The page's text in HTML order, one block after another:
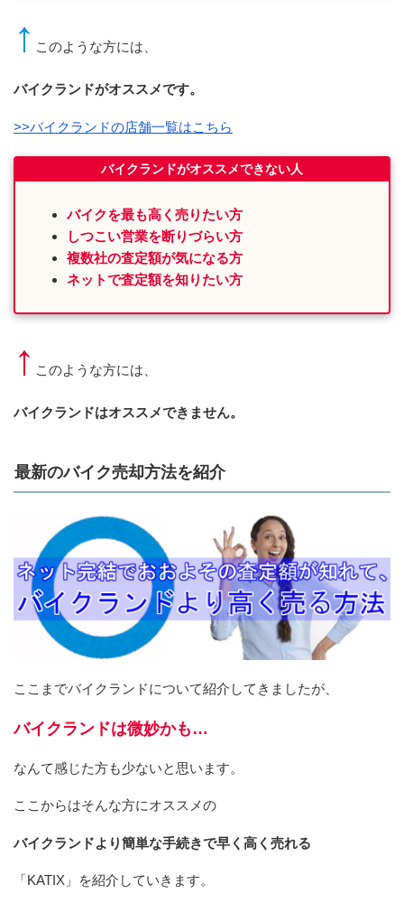
↑ このような方には、
バイクランドがオススメです。
>>バイクランドの店舗一覧はこちら
バイクランドがオススメできない人
バイクを最も高く売りたい方
しつこい営業を断りづらい方
複数社の査定額が気になる方
ネットで査定額を知りたい方
↑ このような方には、
バイクランドはオススメできません。
最新のバイク売却方法を紹介
ここまでバイクランドについて紹介してきましたが、
バイクランドは微妙かも…
なんて感じた方も少ないと思います。
ここからはそんな方にオススメの
バイクランドより簡単な手続きで早く高く売れる
「KATIX」を紹介していきます。